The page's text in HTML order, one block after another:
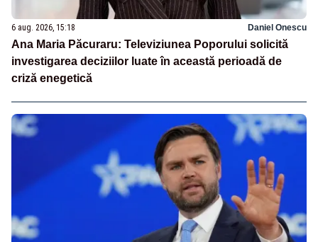
6 aug. 2026, 15:18 Daniel Onescu
Ana Maria Păcuraru: Televiziunea Poporului solicită
investigarea deciziilor luate în această perioadă de
criză enegetică